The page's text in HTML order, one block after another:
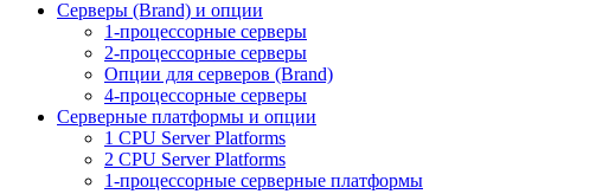
Серверы (Brand) и опции
1-процессорные серверы
2-процессорные серверы
Опции для серверов (Brand)
4-процессорные серверы
Серверные платформы и опции
1 CPU Server Platforms
2 CPU Server Platforms
1-процессорные серверные платформы